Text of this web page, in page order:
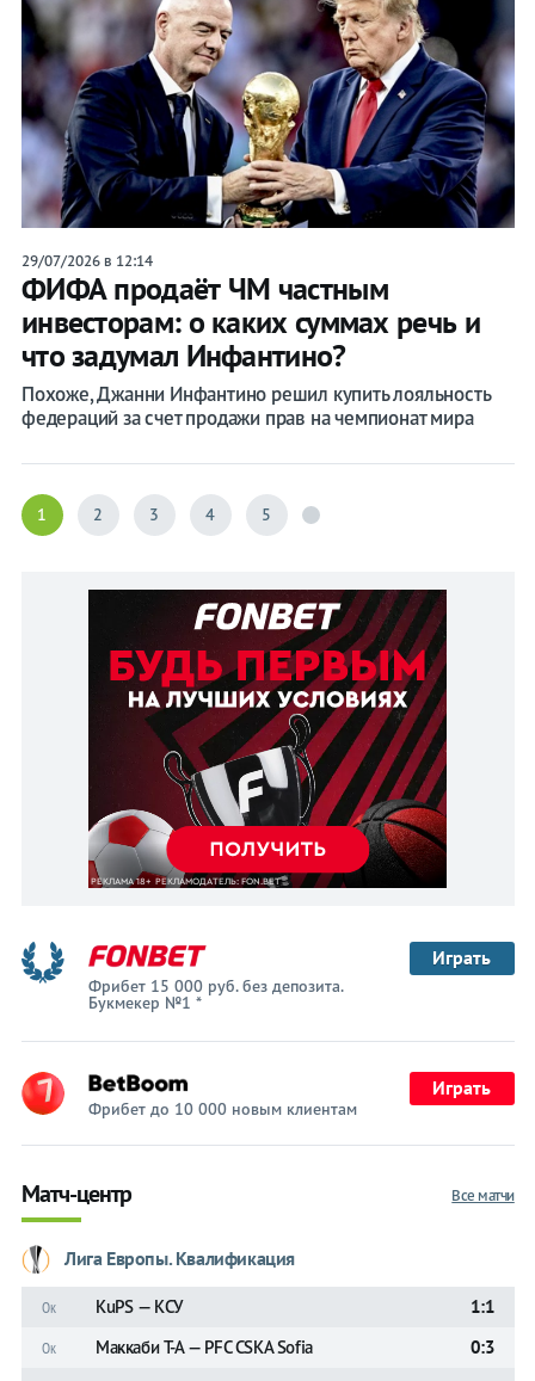
29/07/2026 в 12:14
ФИФА продаёт ЧМ частным
инвесторам: о каких суммах речь и
что задумал Инфантино?
Похоже, Джанни Инфантино решил купить лояльность
федераций за счет продажи прав на чемпионат мира
1 2 3 4 5
Фрибет 15 000 руб. без депозита.
Букмекер №1 *
Играть
Фрибет до 10 000 новым клиентам
Играть
Все матчи
Матч-центр
Лига Европы. Квалификация
Ок KuPS — КСУ 1:1
Ок Маккаби Т-А — PFC CSKA Sofia 0:3